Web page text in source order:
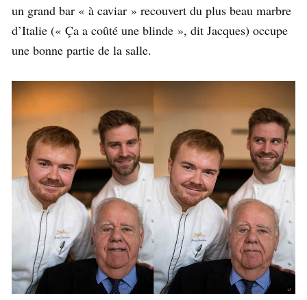
un grand bar « à caviar » recouvert du plus beau marbre
d’Italie (« Ça a coûté une blinde », dit Jacques) occupe
une bonne partie de la salle.